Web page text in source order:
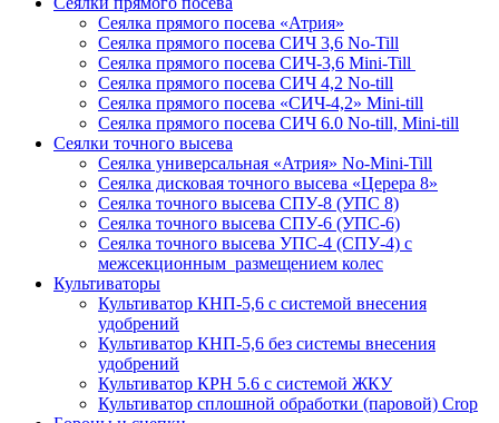
Сеялка прямого посева «Атрия»
Сеялка прямого посева СИЧ 3,6 No-Till
Сеялка прямого посева СИЧ-3,6 Mini-Till
Сеялка прямого посева СИЧ 4,2 No-till
Сеялка прямого посева «СИЧ-4,2» Mini-till
Сеялка прямого посева СИЧ 6.0 No-till, Mini-till
Сеялки точного высева
Сеялка универсальная «Атрия» No-Mini-Till
Сеялка дисковая точного высева «Церера 8»
Сеялка точного высева СПУ-8 (УПС 8)
Сеялка точного высева СПУ-6 (УПС-6)
Сеялка точного высева УПС-4 (СПУ-4) с
межсекционным размещением колес
Культиваторы
Культиватор КНП-5,6 с системой внесения
удобрений
Культиватор КНП-5,6 без системы внесения
удобрений
Культиватор КРН 5.6 с системой ЖКУ
Культиватор сплошной обработки (паровой) Crop